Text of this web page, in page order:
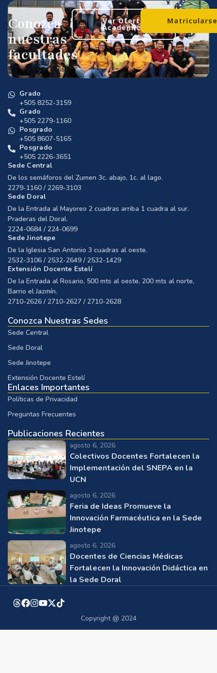
Conozca
nuestras
facultades
Ver Oferta
Académica
Grado
+505 8252-3159
Grado
+505 2279-1160
Posgrado
+505 8607-5165
Posgrado
+505 2226-3651
Sede Central
De los semáforos del Zumen 3c. abajo, 1c. al lago.
2279-1160 / 2269-3103
Sede Doral
De la Entrada al Mayoreo 2 cuadras arriba 1 cuadra al sur.
Praderas del Doral.
2224-0684 / 224-0699
Sede Jinotepe
De la Iglesia San Antonio 3 cuadras al oeste.
2532-3106 / 2532-2649 / 2532-1429
Extensión Docente Estelí
De la Entrada al Rosario, 500 mts al oeste, 200 mts al norte,
Barrio el Jazmín.
2710-2626 / 2710-2627 / 2710-2628
Conozca Nuestras Sedes
Sede Central
Sede Doral
Sede Jinotepe
Extensión Docente Estelí
Enlaces Importantes
Políticas de Privacidad
Preguntas Frecuentes
Publicaciones Recientes
agosto 6, 2026
Colectivos Docentes Fortalecen la
Implementación del SNEPA en la
UCN
agosto 6, 2026
Feria de Ideas Promueve la
Innovación Farmacéutica en la Sede
Jinotepe
agosto 6, 2026
Docentes de Ciencias Médicas
Fortalecen la Innovación Didáctica en
la Sede Doral
Copyright @ 2024